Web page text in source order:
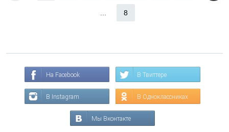
8
На Facebook В Твиттере
В Instagram В Одноклассниках
Мы Вконтакте